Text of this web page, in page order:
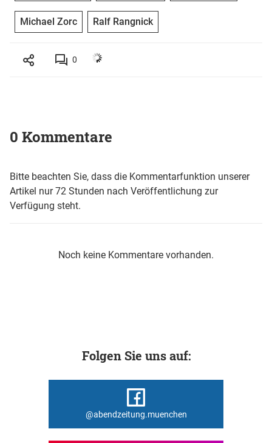
Michael Zorc Ralf Rangnick
0
0 Kommentare
Bitte beachten Sie, dass die Kommentarfunktion unserer
Artikel nur 72 Stunden nach Veröffentlichung zur
Verfügung steht.
Noch keine Kommentare vorhanden.
Folgen Sie uns auf:
@abendzeitung.muenchen